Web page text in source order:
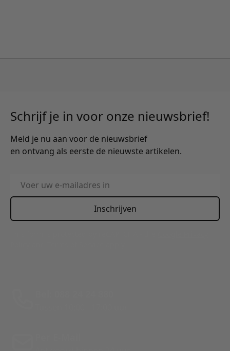
Schrijf je in voor onze nieuwsbrief!
Meld je nu aan voor de nieuwsbrief
en ontvang als eerste de nieuwste artikelen.
E-mailadres
Inschrijven